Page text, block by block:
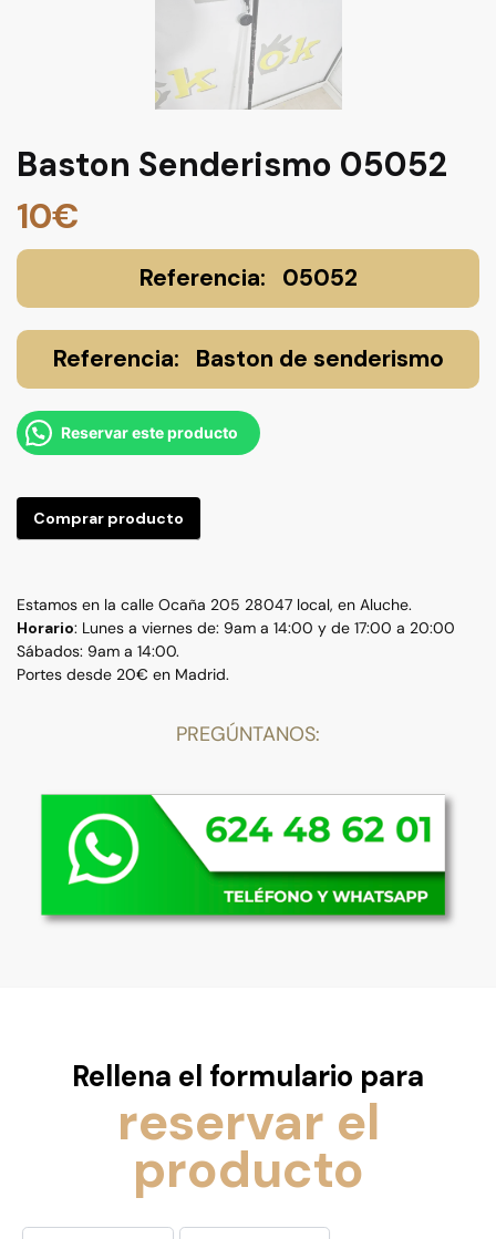
Baston Senderismo 05052
10€
05052
Baston de senderismo
Reservar este producto
Comprar producto
Estamos en la calle Ocaña 205 28047 local, en Aluche.
Horario: Lunes a viernes de: 9am a 14:00 y de 17:00 a 20:00
Sábados: 9am a 14:00.
Portes desde 20€ en Madrid.
PREGÚNTANOS:
Rellena el formulario para
reservar el
producto